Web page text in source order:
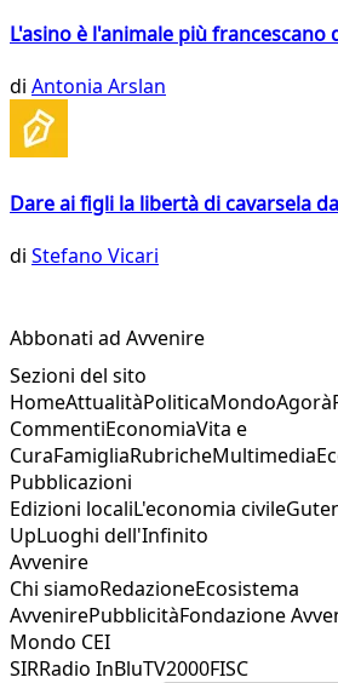
L'asino è l'animale più francescano
di Antonia Arslan
Dare ai figli la libertà di cavarsela
di Stefano Vicari
Abbonati ad Avvenire
Sezioni del sito
HomeAttualitàPoliticaMondoAgorà
CommentiEconomiaVita e
CuraFamigliaRubricheMultimedia
Pubblicazioni
Edizioni localiL'economia civile
UpLuoghi dell'Infinito
Avvenire
Chi siamoRedazioneEcosistema
AvvenirePubblicitàFondazione
Mondo CEI
SIRRadio InBluTV2000FISC